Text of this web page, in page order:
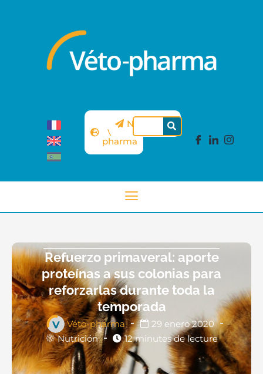
Sitio
Véto-
pharma
Newsletter
Refuerzo primaveral: aporte
proteínas a sus colonias para
reforzarlas durante toda la
temporada
Véto-pharma
29 enero 2020
Nutrición
12 minutes de lecture